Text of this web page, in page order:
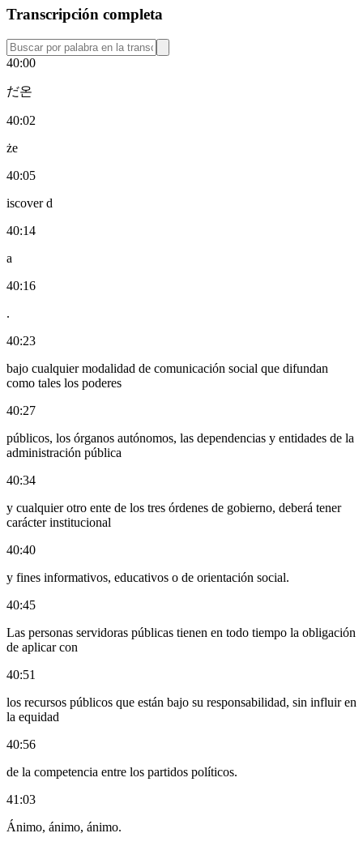
Transcripción completa
40:00
だ온
40:02
że
40:05
iscover d
40:14
a
40:16
.
40:23
bajo cualquier modalidad de comunicación social que difundan
como tales los poderes
40:27
públicos, los órganos autónomos, las dependencias y entidades de la
administración pública
40:34
y cualquier otro ente de los tres órdenes de gobierno, deberá tener
carácter institucional
40:40
y fines informativos, educativos o de orientación social.
40:45
Las personas servidoras públicas tienen en todo tiempo la obligación
de aplicar con
40:51
los recursos públicos que están bajo su responsabilidad, sin influir en
la equidad
40:56
de la competencia entre los partidos políticos.
41:03
Ánimo, ánimo, ánimo.